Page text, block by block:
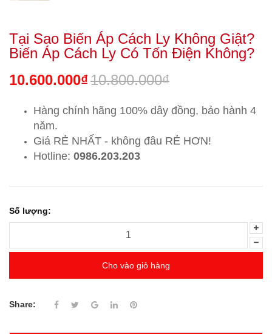
Tại Sao Biến Áp Cách Ly Không Giật?
Biến Áp Cách Ly Có Tốn Điện Không?
10.600.000₫10.800.000₫
Hàng chính hãng 100% dây đồng, bảo hành 4
năm.
Giá RẺ NHẤT - không đâu RẺ HƠN!
Hotline: 0986.203.203
Số lượng:
Cho vào giỏ hàng
Share: